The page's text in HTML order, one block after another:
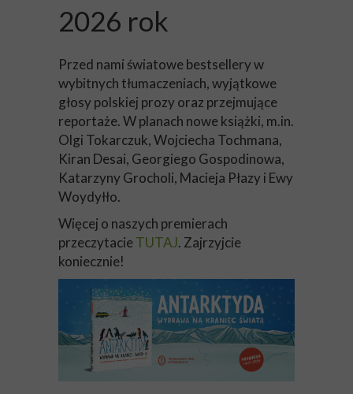
2026 rok
Przed nami światowe bestsellery w
wybitnych tłumaczeniach, wyjątkowe
głosy polskiej prozy oraz przejmujące
reportaże. W planach nowe książki, m.in.
Olgi Tokarczuk, Wojciecha Tochmana,
Kiran Desai, Georgiego Gospodinowa,
Katarzyny Grocholi, Macieja Płazy i Ewy
Woydyłło.
Więcej o naszych premierach
przeczytacieTUTAJ. Zajrzyjcie
koniecznie!